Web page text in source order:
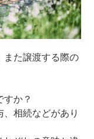
また譲渡する際の
すか？
相続などがあり